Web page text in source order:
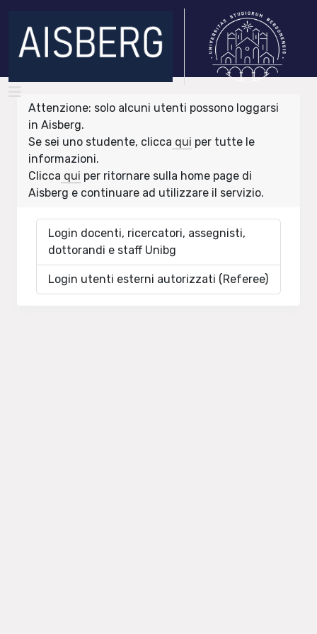
Attenzione: solo alcuni utenti possono loggarsi
in Aisberg.
Se sei uno studente, clicca qui per tutte le
informazioni.
Clicca qui per ritornare sulla home page di
Aisberg e continuare ad utilizzare il servizio.
Login docenti, ricercatori, assegnisti,
dottorandi e staff Unibg
Login utenti esterni autorizzati (Referee)